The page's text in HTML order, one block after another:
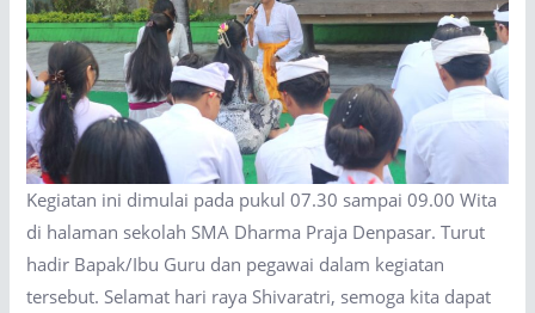
Kegiatan ini dimulai pada pukul 07.30 sampai 09.00 Wita
di halaman sekolah SMA Dharma Praja Denpasar. Turut
hadir Bapak/Ibu Guru dan pegawai dalam kegiatan
tersebut. Selamat hari raya Shivaratri, semoga kita dapat